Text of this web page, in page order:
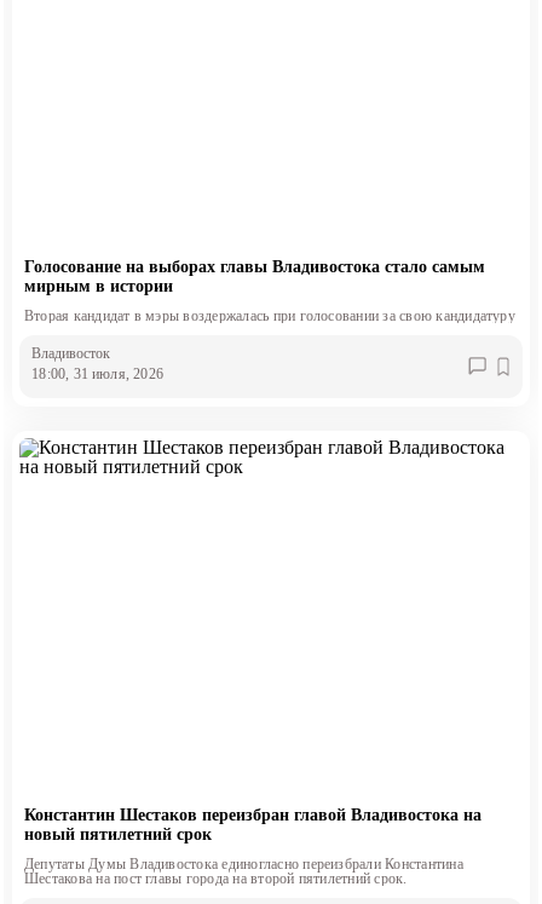
Голосование на выборах главы Владивостока стало самым
мирным в истории
Вторая кандидат в мэры воздержалась при голосовании за свою кандидатуру
Владивосток
18:00, 31 июля, 2026
Константин Шестаков переизбран главой Владивостока на
новый пятилетний срок
Депутаты Думы Владивостока единогласно переизбрали Константина
Шестакова на пост главы города на второй пятилетний срок.